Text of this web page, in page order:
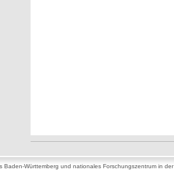
Baden-Württemberg und nationales Forschungszentrum in